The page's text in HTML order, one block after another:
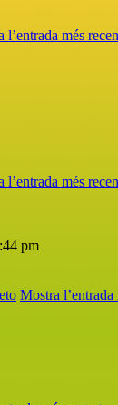
l’entrada més
l’entrada més
pm
Mostra l’entrada